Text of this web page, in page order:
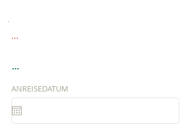
...
...
ANREISEDATUM